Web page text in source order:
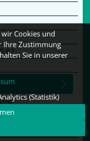
Cookies und
Ihre Zustimmung
Sie in unserer
(Statistik)